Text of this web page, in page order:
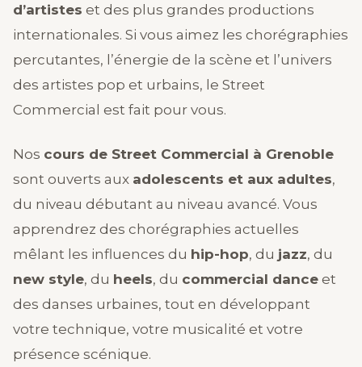
d’artistes et des plus grandes productions
internationales. Si vous aimez les chorégraphies
percutantes, l’énergie de la scène et l’univers
des artistes pop et urbains, le Street
Commercial est fait pour vous.
Nos cours de Street Commercial à Grenoble
sont ouverts aux adolescents et aux adultes,
du niveau débutant au niveau avancé. Vous
apprendrez des chorégraphies actuelles
mêlant les influences du hip-hop, du jazz, du
new style, du heels, du commercial dance et
des danses urbaines, tout en développant
votre technique, votre musicalité et votre
présence scénique.